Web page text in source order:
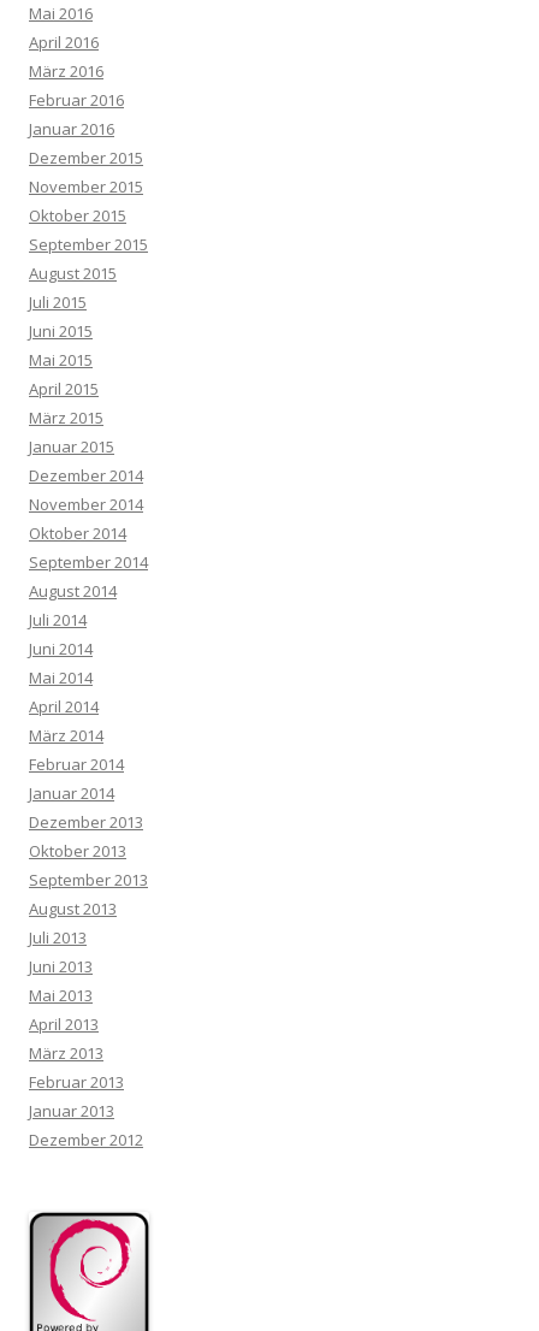
Mai 2016
April 2016
März 2016
Februar 2016
Januar 2016
Dezember 2015
November 2015
Oktober 2015
September 2015
August 2015
Juli 2015
Juni 2015
Mai 2015
April 2015
März 2015
Januar 2015
Dezember 2014
November 2014
Oktober 2014
September 2014
August 2014
Juli 2014
Juni 2014
Mai 2014
April 2014
März 2014
Februar 2014
Januar 2014
Dezember 2013
Oktober 2013
September 2013
August 2013
Juli 2013
Juni 2013
Mai 2013
April 2013
März 2013
Februar 2013
Januar 2013
Dezember 2012